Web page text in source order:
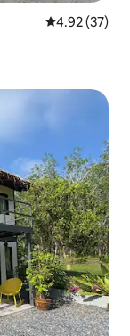
Calificación
4.92 (37)